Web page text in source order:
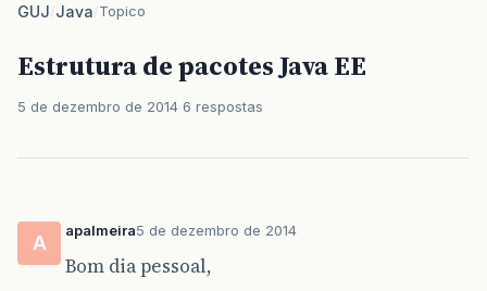
GUJ/Java/Topico
Estrutura de pacotes Java EE
5 de dezembro de 2014 6 respostas
A
apalmeira5 de dezembro de 2014
Bom dia pessoal,